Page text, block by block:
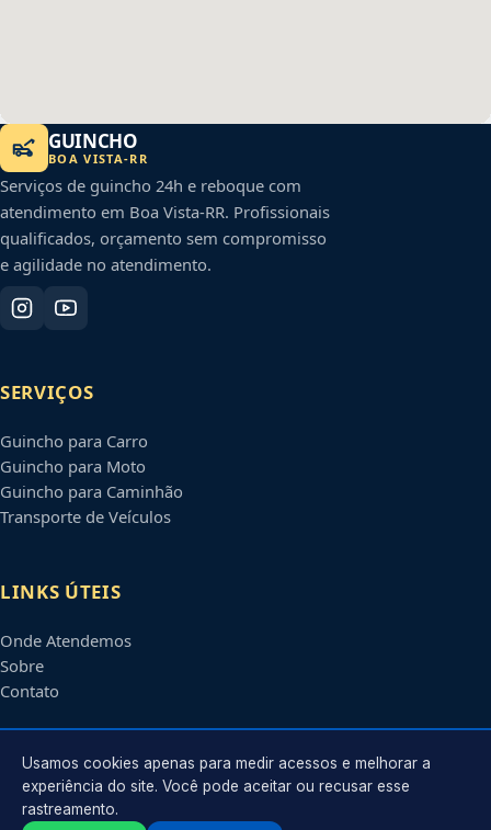
GUINCHO
BOA VISTA-RR
Serviços de guincho 24h e reboque com
atendimento em Boa Vista-RR. Profissionais
qualificados, orçamento sem compromisso
e agilidade no atendimento.
SERVIÇOS
Guincho para Carro
Guincho para Moto
Guincho para Caminhão
Transporte de Veículos
LINKS ÚTEIS
Onde Atendemos
Sobre
Contato
CONTATO
Atendimento em
Usamos cookies apenas para medir acessos e melhorar a
experiência do site. Você pode aceitar ou recusar esse
rastreamento.